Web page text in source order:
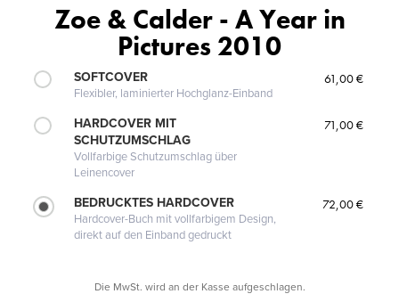
Zoe & Calder - A Year in
Pictures 2010
SOFTCOVER
Flexibler, laminierter Hochglanz-Einband
61,00 €
HARDCOVER MIT
SCHUTZUMSCHLAG
Vollfarbige Schutzumschlag über
Leinencover
71,00 €
BEDRUCKTES HARDCOVER
Hardcover-Buch mit vollfarbigem Design,
direkt auf den Einband gedruckt
72,00 €
Die MwSt. wird an der Kasse aufgeschlagen.